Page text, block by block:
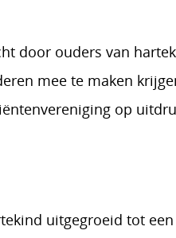
door ouders van
mee te maken
op
uitgegroeid tot